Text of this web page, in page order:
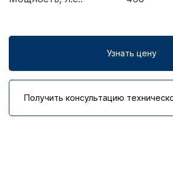
Узнать цену
Получить консультацию